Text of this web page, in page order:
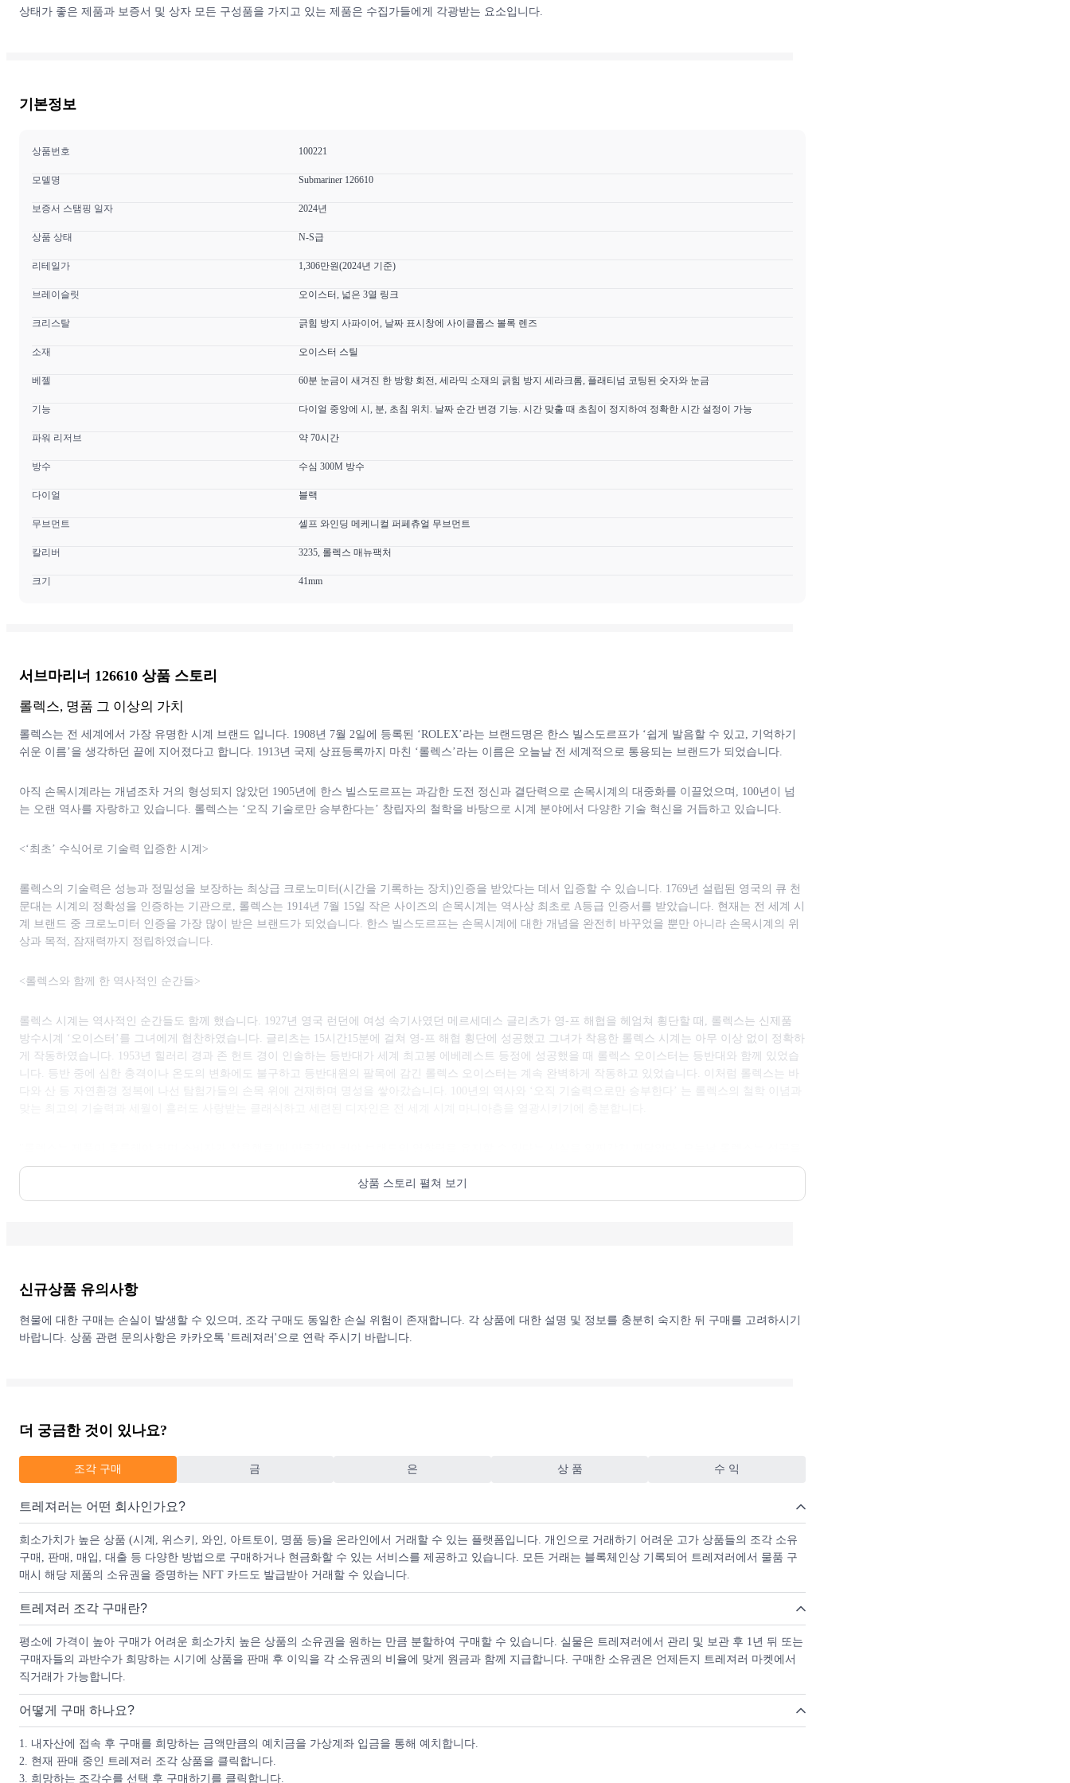
상태가 좋은 제품과 보증서 및 상자 모든 구성품을 가지고 있는 제품은 수집가들에게 각광받는 요소입니다.
기본정보
상품번호 100221
모델명 Submariner 126610
보증서 스탬핑 일자 2024년
상품 상태 N-S급
리테일가 1,306만원(2024년 기준)
브레이슬릿 오이스터, 넓은 3열 링크
크리스탈 긁힘 방지 사파이어, 날짜 표시창에 사이클롭스 볼록 렌즈
소재 오이스터 스틸
베젤 60분 눈금이 새겨진 한 방향 회전, 세라믹 소재의 긁힘 방지 세라크롬, 플래티넘 코팅된 숫자와 눈금
기능 다이얼 중앙에 시, 분, 초침 위치. 날짜 순간 변경 기능. 시간 맞출 때 초침이 정지하여 정확한 시간 설정이 가능
파워 리저브 약 70시간
방수 수심 300M 방수
다이얼 블랙
무브먼트 셀프 와인딩 메케니컬 퍼페츄얼 무브먼트
칼리버 3235, 롤렉스 매뉴팩처
크기 41mm
서브마리너 126610 상품 스토리
롤렉스, 명품 그 이상의 가치
롤렉스는 전 세계에서 가장 유명한 시계 브랜드 입니다. 1908년 7월 2일에 등록된 ‘ROLEX’라는 브랜드명은 한스 빌스도르프가 ‘쉽게 발음할 수 있고, 기억하기
쉬운 이름’을 생각하던 끝에 지어졌다고 합니다. 1913년 국제 상표등록까지 마친 ‘롤렉스’라는 이름은 오늘날 전 세계적으로 통용되는 브랜드가 되었습니다.
아직 손목시계라는 개념조차 거의 형성되지 않았던 1905년에 한스 빌스도르프는 과감한 도전 정신과 결단력으로 손목시계의 대중화를 이끌었으며, 100년이 넘
는 오랜 역사를 자랑하고 있습니다. 롤렉스는 ‘오직 기술로만 승부한다는’ 창립자의 철학을 바탕으로 시계 분야에서 다양한 기술 혁신을 거듭하고 있습니다.
<‘최초’ 수식어로 기술력 입증한 시계>
롤렉스의 기술력은 성능과 정밀성을 보장하는 최상급 크로노미터(시간을 기록하는 장치)인증을 받았다는 데서 입증할 수 있습니다. 1769년 설립된 영국의 큐 천
문대는 시계의 정확성을 인증하는 기관으로, 롤렉스는 1914년 7월 15일 작은 사이즈의 손목시계는 역사상 최초로 A등급 인증서를 받았습니다. 현재는 전 세계 시
계 브랜드 중 크로노미터 인증을 가장 많이 받은 브랜드가 되었습니다. 한스 빌스도르프는 손목시계에 대한 개념을 완전히 바꾸었을 뿐만 아니라 손목시계의 위
상과 목적, 잠재력까지 정립하였습니다.
<롤렉스와 함께 한 역사적인 순간들>
롤렉스 시계는 역사적인 순간들도 함께 했습니다. 1927년 영국 런던에 여성 속기사였던 메르세데스 글리츠가 영-프 해협을 헤엄쳐 횡단할 때, 롤렉스는 신제품
방수시계 ‘오이스터’를 그녀에게 협찬하였습니다. 글리츠는 15시간15분에 걸쳐 영-프 해협 횡단에 성공했고 그녀가 착용한 롤렉스 시계는 아무 이상 없이 정확하
게 작동하였습니다. 1953년 힐러리 경과 존 헌트 경이 인솔하는 등반대가 세계 최고봉 에베레스트 등정에 성공했을 때 롤렉스 오이스터는 등반대와 함께 있었습
니다. 등반 중에 심한 충격이나 온도의 변화에도 불구하고 등반대원의 팔목에 감긴 롤렉스 오이스터는 계속 완벽하게 작동하고 있었습니다. 이처럼 롤렉스는 바
다와 산 등 자연환경 정복에 나선 탐험가들의 손목 위에 건재하며 명성을 쌓아갔습니다. 100년의 역사와 ‘오직 기술력으로만 승부한다’ 는 롤렉스의 철학 이념과
상징한다."- 애리얼 애덤스 (럭셔리 시계 평론가)
롤렉스 서브마리너는 역사상 가장 상징적인 시계 중 하나입니다. 서브마리너가 큰 인기를 끌고 있는 이유 중의 하나는 시대를 초월한 클래식한 디자인입니다. 롤
니다. 많은 시계 브랜드가 그 뒤를 따르고 영감을 얻었습니다. 서브마리너를 오마주로 만들어진 시계를 구매하더라도 대부분의 사람들은 여전히 오리지널인 롤
렉스의 서브마리너를 최고점에 두고 소유하고 싶어할 것입니다. 롤렉스 서브마리너의 전반적인 디자인은 출시 직후와 현재를 비교에도 큰 차이가 없습니다. 이
다이버 워치는 수중에서의 생존에 큰 영향을 주는 도구이기 때문에, 서브마리너는 다이버의 실질적으로 필요 사항을 바탕으로 제작되었습니다. 1953년 이래, 서
처리된 다이얼은 어두운 환경에서 가시성을 높여 주기 때문에 다이버에게는 매우 중요한 혁신적인 기능입니다. 시각 표식의 단순한 모양과 삼각형, 원형, 사각형,
넓은 시침과 분침은 빠르고 정확한 가독성을 보장하여 수중에서 혼동을 방지합니다.
본 시계의 핵심 기능은 한 방향 회전 베젤입니다. 60분 눈금이 새겨진 베젤을 통해 다이버들은 잠수 시간을 정확하게 측정할 수 있습니다. 부식에 강한 세라믹으
로 제작된 ‘세라크롬 베젤 디스크’는 긁힘이 거의 없고 자외선, 염소 처리한 물이나 바닷물에 노출되어도 색상이 바래지 않습니다. 300m까지 방수를 보장하는 서
브마리너의 오이스터 케이스는 내장된 정밀 무브먼트를 물, 먼지, 압력, 충격으로부터 최적의 상태로 보호합니다.
상품 스토리 펼쳐 보기
신규상품 유의사항
현물에 대한 구매는 손실이 발생할 수 있으며, 조각 구매도 동일한 손실 위험이 존재합니다. 각 상품에 대한 설명 및 정보를 충분히 숙지한 뒤 구매를 고려하시기
바랍니다. 상품 관련 문의사항은 카카오톡 '트레져러'으로 연락 주시기 바랍니다.
더 궁금한 것이 있나요?
조각 구매 금 은 상 품 수 익
트레져러는 어떤 회사인가요?
희소가치가 높은 상품 (시계, 위스키, 와인, 아트토이, 명품 등)을 온라인에서 거래할 수 있는 플랫폼입니다. 개인으로 거래하기 어려운 고가 상품들의 조각 소유
구매, 판매, 매입, 대출 등 다양한 방법으로 구매하거나 현금화할 수 있는 서비스를 제공하고 있습니다. 모든 거래는 블록체인상 기록되어 트레져러에서 물품 구
매시 해당 제품의 소유권을 증명하는 NFT 카드도 발급받아 거래할 수 있습니다.
트레져러 조각 구매란?
평소에 가격이 높아 구매가 어려운 희소가치 높은 상품의 소유권을 원하는 만큼 분할하여 구매할 수 있습니다. 실물은 트레져러에서 관리 및 보관 후 1년 뒤 또는
구매자들의 과반수가 희망하는 시기에 상품을 판매 후 이익을 각 소유권의 비율에 맞게 원금과 함께 지급합니다. 구매한 소유권은 언제든지 트레져러 마켓에서
직거래가 가능합니다.
어떻게 구매 하나요?
1. 내자산에 접속 후 구매를 희망하는 금액만큼의 예치금을 가상계좌 입금을 통해 예치합니다.
2. 현재 판매 중인 트레져러 조각 상품을 클릭합니다.
3. 희망하는 조각수를 선택 후 구매하기를 클릭합니다.